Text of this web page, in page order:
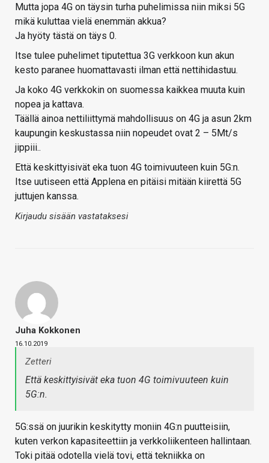
Mutta jopa 4G on täysin turha puhelimissa niin miksi 5G
mikä kuluttaa vielä enemmän akkua?
Ja hyöty tästä on täys 0.
Itse tulee puhelimet tiputettua 3G verkkoon kun akun
kesto paranee huomattavasti ilman että nettihidastuu.
Ja koko 4G verkkokin on suomessa kaikkea muuta kuin
nopea ja kattava.
Täällä ainoa nettiliittymä mahdollisuus on 4G ja asun 2km
kaupungin keskustassa niin nopeudet ovat 2 – 5Mt/s
jippiii..
Että keskittyisivät eka tuon 4G toimivuuteen kuin 5G:n.
Itse uutiseen että Applena en pitäisi mitään kiirettä 5G
juttujen kanssa.
Kirjaudu sisään vastataksesi
Juha Kokkonen
16.10.2019
Zetteri
Että keskittyisivät eka tuon 4G toimivuuteen kuin
5G:n.
5G:ssä on juurikin keskitytty moniin 4G:n puutteisiin,
kuten verkon kapasiteettiin ja verkkoliikenteen hallintaan.
Toki pitää odotella vielä tovi, että tekniikka on